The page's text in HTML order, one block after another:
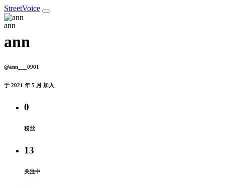
StreetVoice
ann
@ann___0901
于 2021 年 5 月 加入
0
粉丝
13
关注中